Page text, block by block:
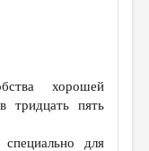
хорошей
тридцать пять
для